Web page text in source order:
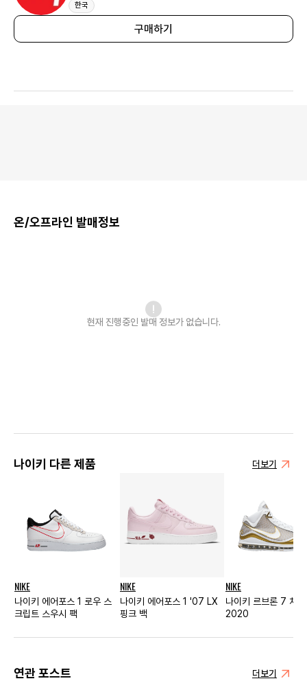
한국
구매하기
온/오프라인 발매정보
현재 진행중인 발매 정보가 없습니다.
나이키 다른 제품 더보기
NIKE
나이키 에어포스 1 로우 스
크립트 스우시 팩
NIKE
나이키 에어포스 1 '07 LX
핑크 백
NIKE
나이키 르브론 7 차
2020
연관 포스트 더보기